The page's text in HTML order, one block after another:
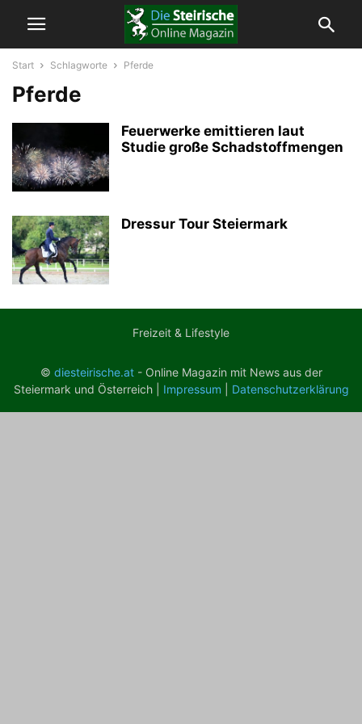
Start Schlagworte Pferde
Pferde
Feuerwerke emittieren laut
Studie große Schadstoffmengen
Dressur Tour Steiermark
Freizeit & Lifestyle
© diesteirische.at- Online Magazin mit News aus der
Steiermark und Österreich | Impressum Datenschutzerklärung